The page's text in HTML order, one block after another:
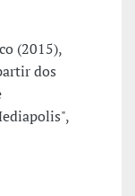
(2015),
dos